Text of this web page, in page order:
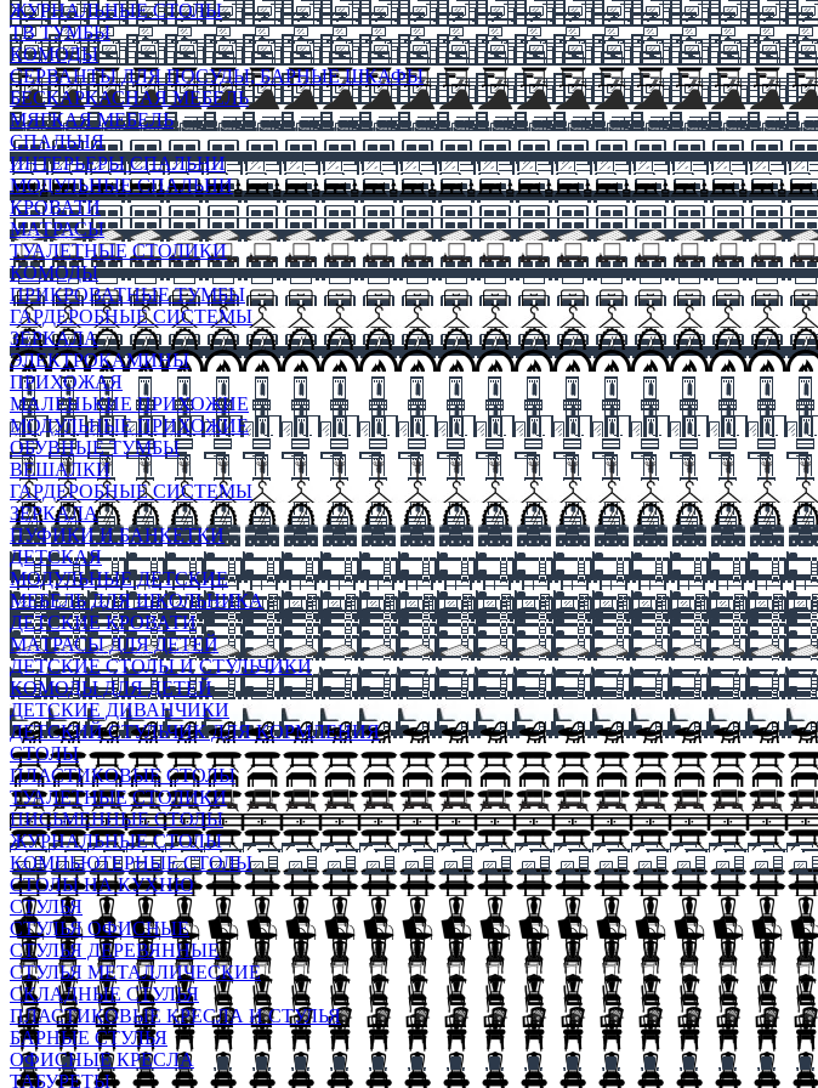
ЖУРНАЛЬНЫЕ СТОЛЫ
ТВ ТУМБЫ
КОМОДЫ
СЕРВАНТЫ ДЛЯ ПОСУДЫ, БАРНЫЕ ШКАФЫ
БЕСКАРКАСНАЯ МЕБЕЛЬ
МЯГКАЯ МЕБЕЛЬ
СПАЛЬНЯ
ИНТЕРЬЕРЫ СПАЛЬНИ
МОДУЛЬНЫЕ СПАЛЬНИ
КРОВАТИ
МАТРАСЫ
ТУАЛЕТНЫЕ СТОЛИКИ
КОМОДЫ
ПРИКРОВАТНЫЕ ТУМБЫ
ГАРДЕРОБНЫЕ СИСТЕМЫ
ЗЕРКАЛА
ЭЛЕКТРОКАМИНЫ
ПРИХОЖАЯ
МАЛЕНЬКИЕ ПРИХОЖИЕ
МОДУЛЬНЫЕ ПРИХОЖИЕ
ОБУВНЫЕ ТУМБЫ
ВЕШАЛКИ
ГАРДЕРОБНЫЕ СИСТЕМЫ
ЗЕРКАЛА
ПУФИКИ И БАНКЕТКИ
ДЕТСКАЯ
МОДУЛЬНЫЕ ДЕТСКИЕ
МЕБЕЛЬ ДЛЯ ШКОЛЬНИКА
ДЕТСКИЕ КРОВАТИ
МАТРАСЫ ДЛЯ ДЕТЕЙ
ДЕТСКИЕ СТОЛЫ И СТУЛЬЧИКИ
КОМОДЫ ДЛЯ ДЕТЕЙ
ДЕТСКИЕ ДИВАНЧИКИ
ДЕТСКИЙ СТУЛЬЧИК ДЛЯ КОРМЛЕНИЯ
СТОЛЫ
ПЛАСТИКОВЫЕ СТОЛЫ
ТУАЛЕТНЫЕ СТОЛИКИ
ПИСЬМЕННЫЕ СТОЛЫ
ЖУРНАЛЬНЫЕ СТОЛЫ
КОМПЬЮТЕРНЫЕ СТОЛЫ
СТОЛЫ НА КУХНЮ
СТУЛЬЯ
СТУЛЬЯ ОФИСНЫЕ
СТУЛЬЯ ДЕРЕВЯННЫЕ
СТУЛЬЯ МЕТАЛЛИЧЕСКИЕ
СКЛАДНЫЕ СТУЛЬЯ
ПЛАСТИКОВЫЕ КРЕСЛА И СТУЛЬЯ
БАРНЫЕ СТУЛЬЯ
ОФИСНЫЕ КРЕСЛА
ТАБУРЕТЫ